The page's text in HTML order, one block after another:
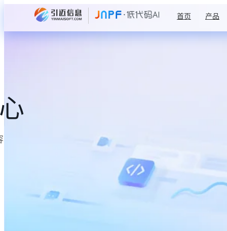
首页 产品